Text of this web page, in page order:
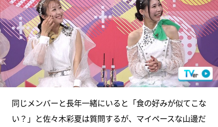
同じメンバーと長年一緒にいると「食の好みが似てこな
い？」と佐々木彩夏は質問するが、マイペースな山邊だ